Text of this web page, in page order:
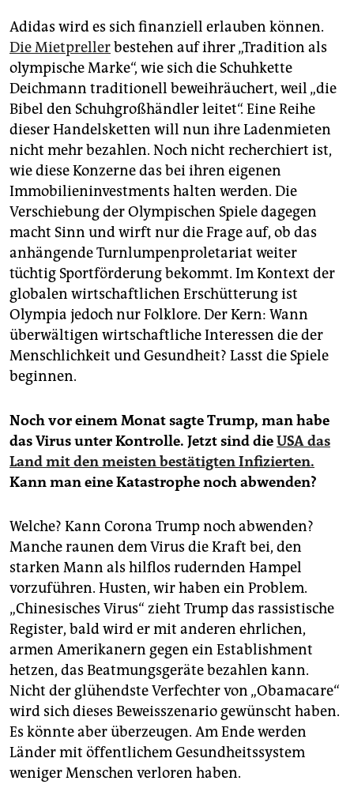
Adidas wird es sich finanziell erlauben können.
Die Mietprellerbestehen auf ihrer „Tradition als
olympische Marke“, wie sich die Schuhkette
Deichmann traditionell beweihräuchert, weil „die
Bibel den Schuhgroßhändler leitet“. Eine Reihe
dieser Handelsketten will nun ihre Ladenmieten
nicht mehr bezahlen. Noch nicht recherchiert ist,
wie diese Konzerne das bei ihren eigenen
Immobilieninvestments halten werden. Die
Verschiebung der Olympischen Spiele dagegen
macht Sinn und wirft nur die Frage auf, ob das
anhängende Turnlumpenproletariat weiter
tüchtig Sportförderung bekommt. Im Kontext der
globalen wirtschaftlichen Erschütterung ist
Olympia jedoch nur Folklore. Der Kern: Wann
überwältigen wirtschaftliche Interessen die der
Menschlichkeit und Gesundheit? Lasst die Spiele
beginnen.
Noch vor einem Monat sagte Trump, man habe
das Virus unter Kontrolle. Jetzt sind dieUSA das
Land mit den meisten bestätigten Infizierten.
Kann man eine Katastrophe noch abwenden?
Welche? Kann Corona Trump noch abwenden?
Manche raunen dem Virus die Kraft bei, den
starken Mann als hilflos rudernden Hampel
vorzuführen. Husten, wir haben ein Problem.
„Chinesisches Virus“ zieht Trump das rassistische
Register, bald wird er mit anderen ehrlichen,
armen Amerikanern gegen ein Establishment
hetzen, das Beatmungsgeräte bezahlen kann.
Nicht der glühendste Verfechter von „Obamacare“
wird sich dieses Beweisszenario gewünscht haben.
Es könnte aber überzeugen. Am Ende werden
Länder mit öffentlichem Gesundheitssystem
weniger Menschen verloren haben.